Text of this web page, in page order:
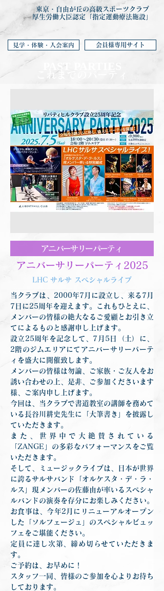
東京・自由が丘の高級スポーツクラブ
厚生労働大臣認定「指定運動療法施設」
見学・体験・入会案内 会員様専用サイト
PAST PARTIES
これまでのパーティ
アニバーサリーパーティ
アニバーサリーパーティ2025
LHC サルサ スペシャルライブ
当クラブは、2000年7月に設立し、来る7月
7日に25周年を迎えます。これもひとえに、
メンバーの皆様の絶大なるご愛顧とお引き立
てによるものと感謝申し上げます。
設立25周年を記念して、7月5日（土）に、
2階のジムエリアにてアニバーサリーパーテ
ィを盛大に開催致します。
メンバーの皆様は勿論、ご家族・ご友人をお
誘い合わせの上、是非、ご参加くださいます
様、ご案内申し上げます。
今回は、当クラブで書道教室の講師を務めて
いる長谷川耕史先生に「大筆書き」を披露し
ていただきます。
また、世界中で大絶賛されている
「ZANGE」の多彩なパフォーマンスをご覧
いただきます。
そして、ミュージックライブは、日本が世界
に誇るサルサバンド「オルケスタ・デ・ラ・
ルス」現メンバーの佐藤由が率いるスペシャ
ルバンドの演奏を存分にお楽しみください。
お食事は、今年2月にリニューアルオープン
した「ソルフェージュ」のスペシャルビュッ
フェをご堪能ください。
定員に達し次第、締め切らせていただきま
す。
ご予約は、お早めに！
スタッフ一同、皆様のご参加を心よりお待ち
しております。